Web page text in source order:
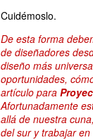
Cuidémoslo.
De esta forma
de diseñadores
diseño más
oportunidades,
artículo para
Afortunadamente
allá de nuestra
del sur y trabajar